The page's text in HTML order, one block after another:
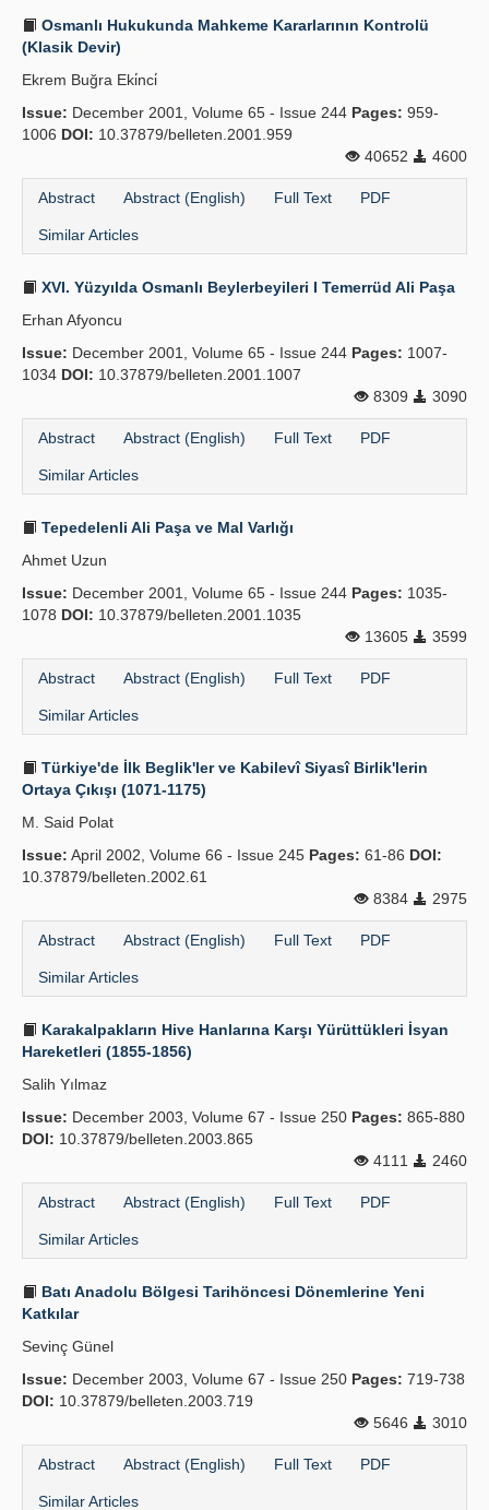
Osmanlı Hukukunda Mahkeme Kararlarının Kontrolü
(Klasik Devir)
Ekrem Buğra Eki̇nci̇
Issue: December 2001, Volume 65 - Issue 244 Pages: 959-
1006 DOI: 10.37879/belleten.2001.959
40652
4600
Abstract Abstract (English) Full Text PDF
Similar Articles
XVI. Yüzyılda Osmanlı Beylerbeyileri I Temerrüd Ali Paşa
Erhan Afyoncu
Issue: December 2001, Volume 65 - Issue 244 Pages: 1007-
1034 DOI: 10.37879/belleten.2001.1007
8309
3090
Abstract Abstract (English) Full Text PDF
Similar Articles
Tepedelenli Ali Paşa ve Mal Varlığı
Ahmet Uzun
Issue: December 2001, Volume 65 - Issue 244 Pages: 1035-
1078 DOI: 10.37879/belleten.2001.1035
13605
3599
Abstract Abstract (English) Full Text PDF
Similar Articles
Türkiye'de İlk Beglik'ler ve Kabilevî Siyasî Birlik'lerin
Ortaya Çıkışı (1071-1175)
M. Said Polat
Issue: April 2002, Volume 66 - Issue 245 Pages: 61-86 DOI:
10.37879/belleten.2002.61
8384
2975
Abstract Abstract (English) Full Text PDF
Similar Articles
Karakalpakların Hive Hanlarına Karşı Yürüttükleri İsyan
Hareketleri (1855-1856)
Salih Yılmaz
Issue: December 2003, Volume 67 - Issue 250 Pages: 865-880
DOI: 10.37879/belleten.2003.865
4111
2460
Abstract Abstract (English) Full Text PDF
Similar Articles
Batı Anadolu Bölgesi Tarihöncesi Dönemlerine Yeni
Katkılar
Sevinç Günel
Issue: December 2003, Volume 67 - Issue 250 Pages: 719-738
DOI: 10.37879/belleten.2003.719
5646
3010
Abstract Abstract (English) Full Text PDF
Similar Articles